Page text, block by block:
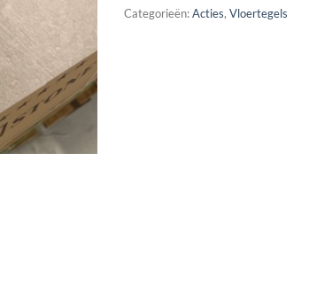
Categorieën:Acties, Vloertegels